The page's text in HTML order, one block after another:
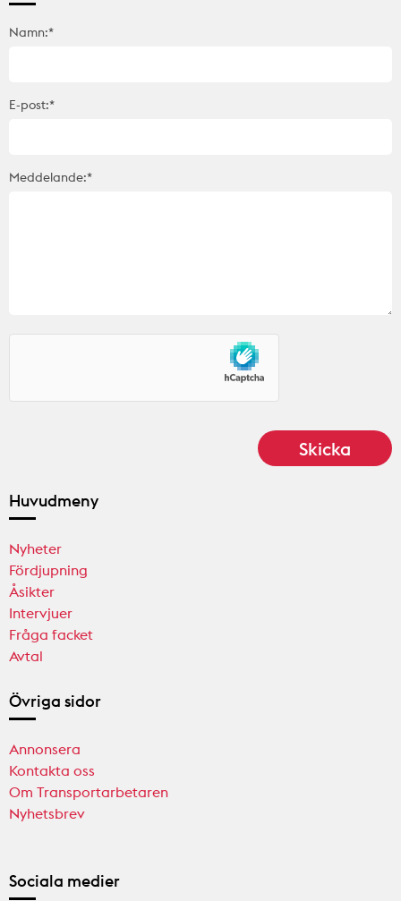
Namn:*
E-post:*
Meddelande:*
Huvudmeny
Nyheter
Fördjupning
Åsikter
Intervjuer
Fråga facket
Avtal
Övriga sidor
Annonsera
Kontakta oss
Om Transportarbetaren
Nyhetsbrev
Sociala medier